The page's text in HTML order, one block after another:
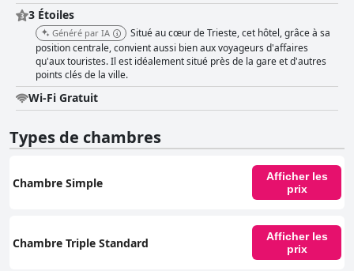
3 Étoiles
Généré par IA
Situé au cœur de Trieste, cet hôtel, grâce à sa
position centrale, convient aussi bien aux voyageurs d'affaires
qu'aux touristes. Il est idéalement situé près de la gare et d'autres
points clés de la ville.
Wi-Fi Gratuit
Types de chambres
Chambre Simple
Afficher les
prix
Chambre Triple Standard
Afficher les
prix